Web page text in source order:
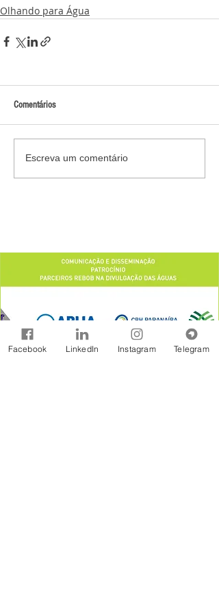
Olhando para Água
Comentários
Escreva um comentário
Facebook LinkedIn Instagram Telegram